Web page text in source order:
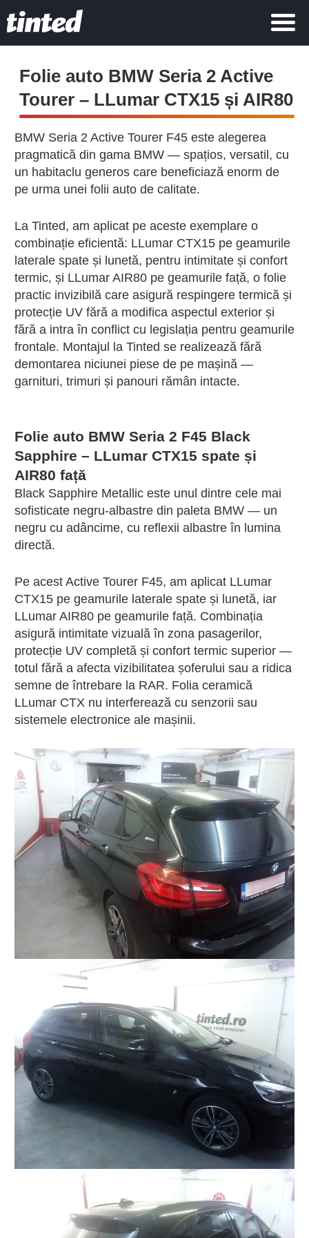
Folie auto BMW Seria 2 Active
Tourer – LLumar CTX15 și AIR80
BMW Seria 2 Active Tourer F45 este alegerea
pragmatică din gama BMW — spațios, versatil, cu
un habitaclu generos care beneficiază enorm de
pe urma unei folii auto de calitate.
La Tinted, am aplicat pe aceste exemplare o
combinație eficientă: LLumar CTX15 pe geamurile
laterale spate și lunetă, pentru intimitate și confort
termic, și LLumar AIR80 pe geamurile față, o folie
practic invizibilă care asigură respingere termică și
protecție UV fără a modifica aspectul exterior și
fără a intra în conflict cu legislația pentru geamurile
frontale. Montajul la Tinted se realizează fără
demontarea niciunei piese de pe mașină —
garnituri, trimuri și panouri rămân intacte.
Folie auto BMW Seria 2 F45 Black
Sapphire – LLumar CTX15 spate și
AIR80 față
Black Sapphire Metallic este unul dintre cele mai
sofisticate negru-albastre din paleta BMW — un
negru cu adâncime, cu reflexii albastre în lumina
directă.
Pe acest Active Tourer F45, am aplicat LLumar
CTX15 pe geamurile laterale spate și lunetă, iar
LLumar AIR80 pe geamurile față. Combinația
asigură intimitate vizuală în zona pasagerilor,
protecție UV completă și confort termic superior —
totul fără a afecta vizibilitatea șoferului sau a ridica
semne de întrebare la RAR. Folia ceramică
LLumar CTX nu interferează cu senzorii sau
sistemele electronice ale mașinii.